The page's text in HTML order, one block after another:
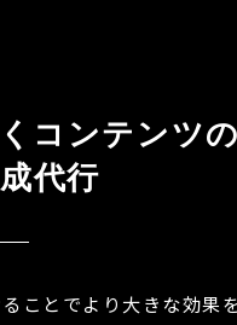
コンテンツ
代行
ことでより大きな効果